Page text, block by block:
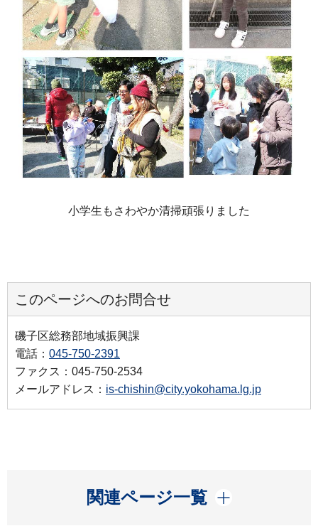
小学生もさわやか清掃頑張りました
このページへのお問合せ
磯子区総務部地域振興課
電話： 045-750-2391
ファクス：045-750-2534
メールアドレス： is-chishin@city.yokohama.lg.jp
関連ページ一覧
開く